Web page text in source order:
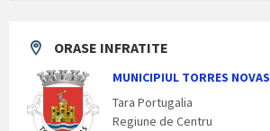
ORASE INFRATITE
MUNICIPIUL TORRES NOVAS
Tara Portugalia
Regiune de Centru